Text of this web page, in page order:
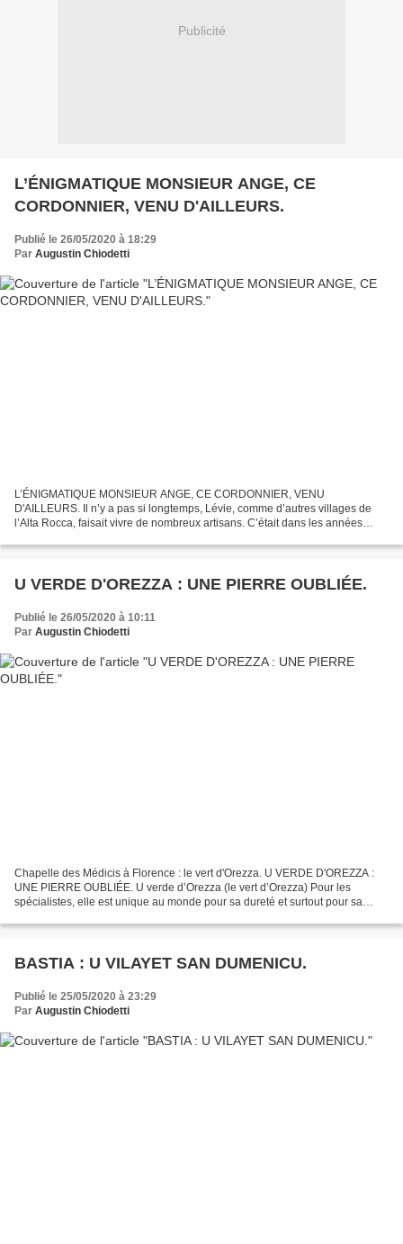
Publicité
L’ÉNIGMATIQUE MONSIEUR ANGE, CE
CORDONNIER, VENU D'AILLEURS.
Publié le 26/05/2020 à 18:29
Par Augustin Chiodetti
L’ÉNIGMATIQUE MONSIEUR ANGE, CE CORDONNIER, VENU
D'AILLEURS. Il n’y a pas si longtemps, Lévie, comme d’autres villages de
l’Alta Rocca, faisait vivre de nombreux artisans. C’était dans les années
U VERDE D'OREZZA : UNE PIERRE OUBLIÉE.
Publié le 26/05/2020 à 10:11
Par Augustin Chiodetti
Chapelle des Médicis à Florence : le vert d'Orezza. U VERDE D'OREZZA :
UNE PIERRE OUBLIÉE. U verde d’Orezza (le vert d’Orezza) Pour les
spécialistes, elle est unique au monde pour sa dureté et surtout pour sa
BASTIA : U VILAYET SAN DUMENICU.
Publié le 25/05/2020 à 23:29
Par Augustin Chiodetti